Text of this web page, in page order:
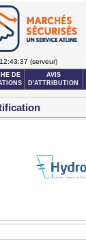
12:43:37 (serveur)
DE
AVIS
D'ATTRIBUTION